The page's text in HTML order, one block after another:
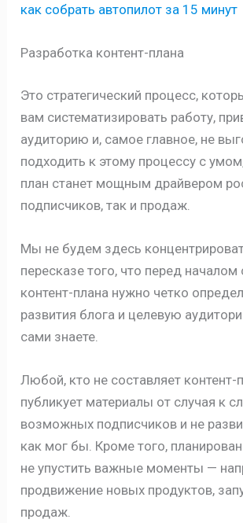
как собрать автопилот за 15 минут
Разработка контент-плана
Это стратегический процесс,
вам систематизировать работу,
аудиторию и, самое главное, не
подходить к этому процессу с
план станет мощным драйвером
подписчиков, так и продаж.
Мы не будем здесь
пересказе того, что перед началом
контент-плана нужно четко
развития блога и целевую
сами знаете.
Любой, кто не составляет контент-
публикует материалы от случая к
возможных подписчиков и не
как мог бы. Кроме того,
не упустить важные моменты —
продвижение новых продуктов,
продаж.